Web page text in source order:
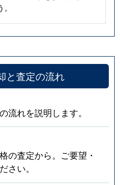
と査定の流れ
流れを説明します。
の査定から。ご要望・
さい。